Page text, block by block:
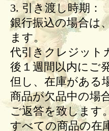
3. 引き渡し時期：
銀行振込の場合は
ます。
代引きクレジット
後１週間以内にご
但し、在庫がある
商品が欠品中の場
ご返答を致しま
すべての商品の在